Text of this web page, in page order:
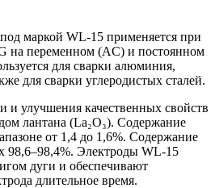
маркой WL-15 применяется при
на переменном (AC) и постоянном
для сварки алюминия,
для сварки углеродистых сталей.
и улучшения качественных свойств
лантана (La₂O₃). Содержание
от 1,4 до 1,6%. Содержание
98,6–98,4%. Электроды WL-15
дуги и обеспечивают
длительное время.